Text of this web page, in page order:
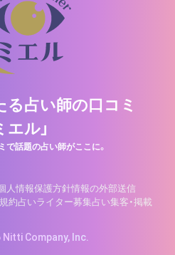
占い師の口コミ
エル」
で話題の占い師がここに。
人情報保護方針情報の外部送信
約占いライター募集占い集客・掲載
Company, Inc.